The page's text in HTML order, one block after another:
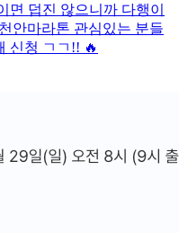
면 덥진 않으니까 다행이
안마라톤 관심있는 분들
신청 ㄱㄱ!! 🔥